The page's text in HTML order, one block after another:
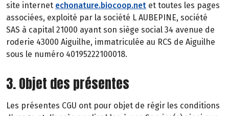
site internet echonature.biocoop.net et toutes les pages
associées, exploité par la société L AUBEPINE, société
SAS à capital 21000 ayant son siège social 34 avenue de
roderie 43000 Aiguilhe, immatriculée au RCS de Aiguilhe
sous le numéro 40195222100018.
3. Objet des présentes
Les présentes CGU ont pour objet de régir les conditions